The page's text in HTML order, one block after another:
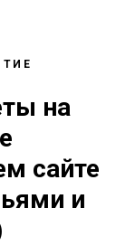
на
сайте
и